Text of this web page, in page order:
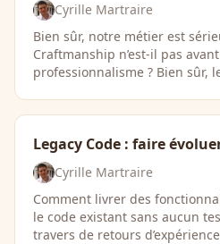
Cyrille Martraire
Bien sûr, notre métier est
Craftmanship n’est-il pas
professionnalisme ? Bien sûr,
Legacy Code : faire
Cyrille Martraire
Comment livrer des
le code existant sans aucun
travers de retours